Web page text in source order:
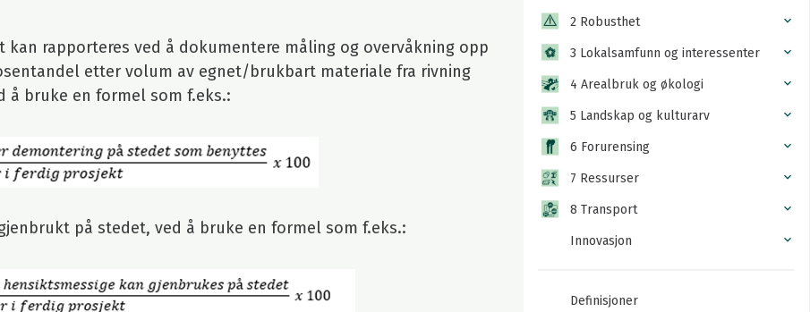
rapporteres ved å dokumentere måling og overvåkning opp
etter volum av egnet/brukbart materiale fra rivning
å bruke en formel som f.eks.:
på stedet, ved å bruke en formel som f.eks.:
2 Robusthet
3 Lokalsamfunn og interessenter
4 Arealbruk og økologi
5 Landskap og kulturarv
6 Forurensing
7 Ressurser
8 Transport
Innovasjon
Definisjoner